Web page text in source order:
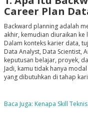
Career Plan
Backward planning adalah
akhir, kemudian diuraikan ke
Dalam konteks karier data,
Data Analyst, Data Scientist,
keputusan belajar, proyek,
Jadi, kamu tidak hanya
yang dibutuhkan di tahap
Baca Juga: Kenapa Skill